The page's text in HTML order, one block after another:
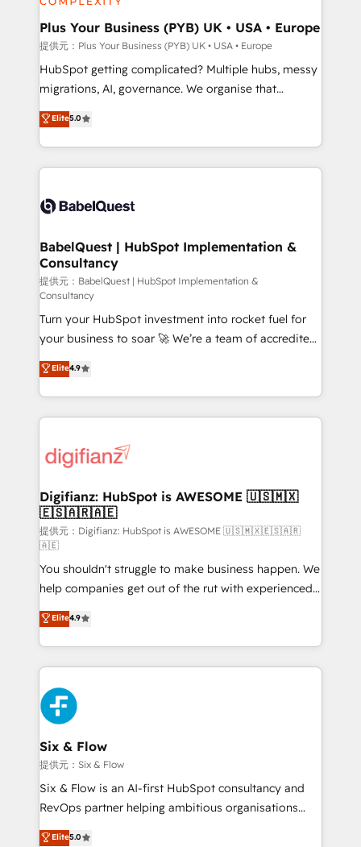
systems into unified, growth-ready HubSpot
architectures that accelerate revenue operations and
performance. - Multi-object CRM migration, cleanup,
and implementation. - Pre-built and custom
integrations across your full tech stack. - Custom
- Dashboards, lifecycle campaigns, and lead
nurturing sequences. - Cross-hub setup across
scalable retainers. Let’s make HubSpot your most
powerful growth engine. Built to convert, scale, and
Plus Your Business (PYB) UK • USA • Europe
提供元：Plus Your Business (PYB) UK • USA • Europe
HubSpot getting complicated? Multiple hubs, messy
migrations, AI, governance. We organise that
complexity, so your team can put HubSpot to work...
Welcome to our Profile! We help with: • CRM
implementation, reports, workflows, and team
training • CRM migration from Salesforce, Pipedrive,
custom API integrations with ERP (and other
operations A little about us: • Boutique 'Elite' team of
12 • 150+ clients across Sales Hub, Marketing Hub,
Service Hub, Data Hub and CMS • ISO/IEC
27001:2022, ISO 9001:2015, and ISO 42001:2023
certified - the AI management standard • GuardHub:
our AI governance framework, built on ISO 42001
Ready for the next step? Click the 👈 '𝗖𝗼𝗻𝘁𝗮𝗰𝘁
𝗯𝘂𝘀𝗶𝗻𝗲𝘀𝘀' button to get in touch (𝘸𝘦'𝘳𝘦 𝘴𝘶𝘱𝘦𝘳
𝘳𝘦𝘴𝘱𝘰𝘯𝘴𝘪𝘷𝘦)
Elite5.0
BabelQuest | HubSpot Implementation &
Consultancy
提供元：BabelQuest | HubSpot Implementation &
Consultancy
Turn your HubSpot investment into rocket fuel for
your business to soar 🚀 We’re a team of accredited
HubSpot experts ready to help you. We can
implement the platform into complex business
environments, optimise what you've got and make
sure you can actually use it, build your website in
for you and execute it on HubSpot. We are on the
framework, meaning we've been accredited by
HubSpot and vetted by the CCS, which means we
can support public sector companies as well the
other ones listed in our profile. Our services: -
HubSpot implementation - HubSpot CMS website
build We can do lots of things. But everything we do
is there for you to: - Grow revenue, and run your
business more efficiently - Build stronger
relationships with customers - Make better
decisions with data - Find a new voice and reach
more people - Get the most out of your HubSpot
investment
Elite4.9
Digifianz: HubSpot is AWESOME 🇺🇸🇲🇽
🇪🇸🇦🇷🇦🇪
提供元：Digifianz: HubSpot is AWESOME 🇺🇸🇲🇽🇪🇸🇦🇷
🇦🇪
You shouldn't struggle to make business happen. We
help companies get out of the rut with experienced,
process-oriented teams implementing HubSpot
Marketing, Sales, Service, CMS and Operations Hub,
so selling and actually engaging with your customers
feels easy and pain-free. We are a top ranked
HubSpot Elite Partner, winner of Rookie of the Year
and Customer First Awards, 4.9/5 rating in HubSpot
Reviews and 4.9/5 rating in Clutch Reviews. Digifianz
helps the following industries: logistics & 3PL, home
improvement & construction, branding and
commercialization, real estate, health, education,
SaaS, Software Dev & IT and consulting, make the
the United States, EU, UAE, Mexico and Latin
Elite4.9
Six & Flow
提供元：Six & Flow
Six & Flow is an AI-first HubSpot consultancy and
RevOps partner helping ambitious organisations
grow with clarity, confidence, and intelligence.
Elite5.0